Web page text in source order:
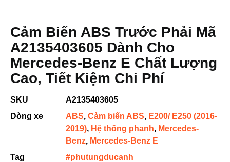
Cảm Biến ABS Trước Phải Mã
A2135403605 Dành Cho
Mercedes-Benz E Chất Lượng
Cao, Tiết Kiệm Chi Phí
SKU
A2135403605
Dòng xe
ABS, Cảm biến ABS, E200/ E250 (2016-
2019), Hệ thống phanh, Mercedes-
Benz, Mercedes-Benz E
Tag
#phutungducanh